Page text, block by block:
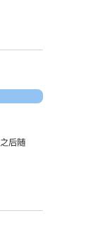
后随